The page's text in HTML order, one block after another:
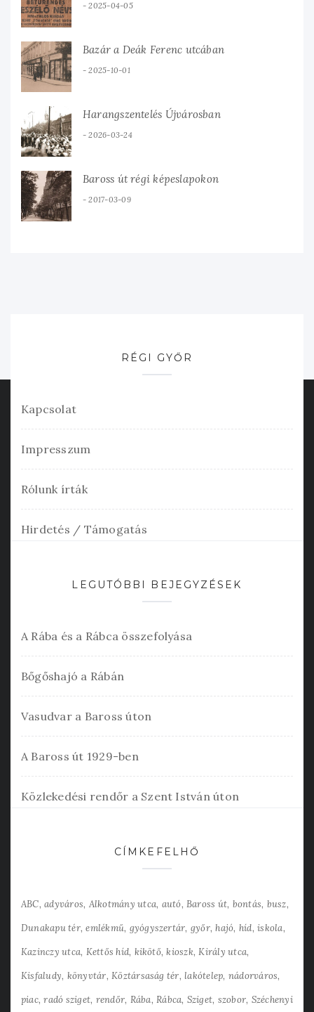
2025-04-05
Bazár a Deák Ferenc utcában
2025-10-01
Harangszentelés Újvárosban
2026-03-24
Baross út régi képeslapokon
2017-03-09
RÉGI GYŐR
Kapcsolat
Impresszum
Rólunk írták
Hirdetés / Támogatás
LEGUTÓBBI BEJEGYZÉSEK
A Rába és a Rábca összefolyása
Bőgőshajó a Rábán
Vasudvar a Baross úton
A Baross út 1929-ben
Közlekedési rendőr a Szent István úton
CÍMKEFELHŐ
ABC adyváros Alkotmány utca autó Baross út bontás busz
Dunakapu tér emlékmű gyógyszertár győr hajó híd iskola
Kazinczy utca Kettős híd kikötő kioszk Király utca
Kisfaludy könyvtár Köztársaság tér lakótelep nádorváros
piac radó sziget rendőr Rába Rábca Sziget szobor Széchenyi